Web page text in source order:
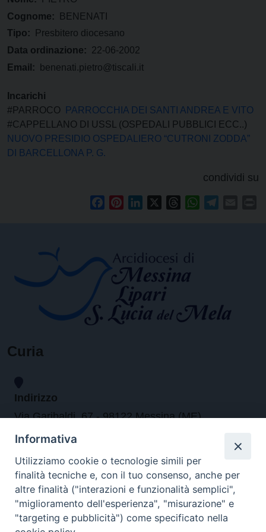
Cognome:
BENENATI
Tipo:
Presbitero diocesano
Data ordinazione: 22-06-2002
Email:
benenati.pietro@tiscali.it
Incarichi
#PARROCO
PARROCCHIA DEI SANTI ANDREA E VITO
#CAPPELLANO DI USSL (OSPEDALI PUBBLICI ECC..)
NUOVO PRESIDIO OSPEDALIERO “CUTRONI ZODDA”
DI BARCELLONA P. G.
condividi su
FacebookPinterestLinkedIn ThreadsWhatsApp
Curia
Indirizzo
Via Garibaldi, 67 - 98122 Messina (ME)
Orari
da lunedi al venerdi dalle ore 9.30 alle 12.30
Contatti
Informativa
Utilizziamo cookie o tecnologie simili per
finalità tecniche e, con il tuo consenso, anche per
altre finalità ("interazioni e funzionalità semplici",
"miglioramento dell'esperienza", "misurazione" e
"targeting e pubblicità") come specificato nella